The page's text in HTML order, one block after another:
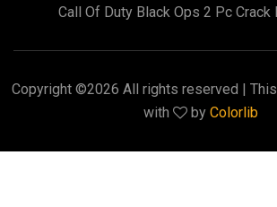
Call Of Duty Black Ops 2 Pc Crack
Copyright ©2026 All rights reserved |
with
by Colorlib